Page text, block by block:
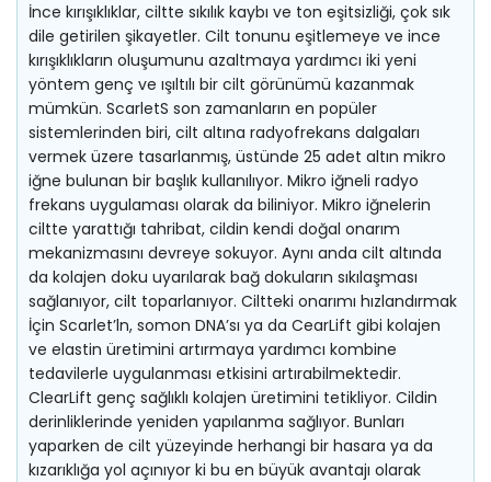
İnce kırışıklıklar, ciltte sıkılık kaybı ve ton eşitsizliği, çok sık
dile getirilen şikayetler. Cilt tonunu eşitlemeye ve ince
kırışıklıkların oluşumunu azaltmaya yardımcı iki yeni
yöntem genç ve ışıltılı bir cilt görünümü kazanmak
mümkün. ScarletS son zamanların en popüler
sistemlerinden biri, cilt altına radyofrekans dalgaları
vermek üzere tasarlanmış, üstünde 25 adet altın mikro
iğne bulunan bir başlık kullanılıyor. Mikro iğneli radyo
frekans uygulaması olarak da biliniyor. Mikro iğnelerin
ciltte yarattığı tahribat, cildin kendi doğal onarım
mekanizmasını devreye sokuyor. Aynı anda cilt altında
da kolajen doku uyarılarak bağ dokuların sıkılaşması
sağlanıyor, cilt toparlanıyor. Ciltteki onarımı hızlandırmak
İçin Scarlet’ln, somon DNA’sı ya da CearLift gibi kolajen
ve elastin üretimini artırmaya yardımcı kombine
tedavilerle uygulanması etkisini artırabilmektedir.
ClearLift genç sağlıklı kolajen üretimini tetikliyor. Cildin
derinliklerinde yeniden yapılanma sağlıyor. Bunları
yaparken de cilt yüzeyinde herhangi bir hasara ya da
kızarıklığa yol açınıyor ki bu en büyük avantajı olarak